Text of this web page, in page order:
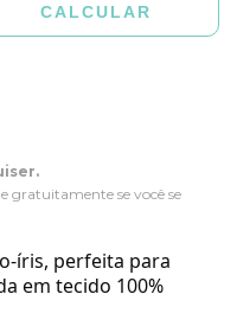
CALCULAR
gratuitamente se você se
íris, perfeita para
em tecido 100%